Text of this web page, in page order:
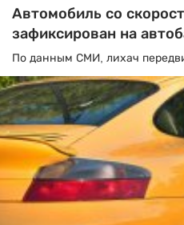
Автомобиль со
зафиксирован на
По данным СМИ, лихач